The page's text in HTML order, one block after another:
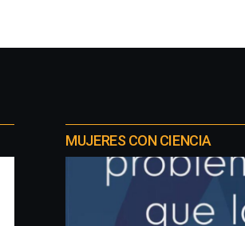
MUJERES CON CIENCIA